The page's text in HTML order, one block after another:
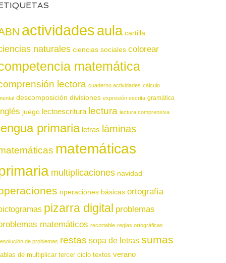
actividadesaula cartilla
naturales ciencias sociales colorear
matemática
lectora cuaderno actividades cálculo
descomposición divisiones expresión escrita gramática
juego lectoescritura lectura lectura comprensiva
primaria letras láminas
matemáticas
multiplicaciones navidad
operaciones básicas ortografía
pizarra digital problemas
matemáticos recortable reglas ortográficas
de problemas restas sopa de letras sumas
de multiplicar tercer ciclo textos verano